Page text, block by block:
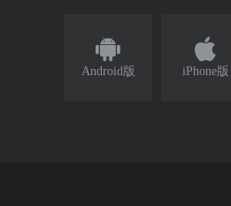

Android版

iPhone版